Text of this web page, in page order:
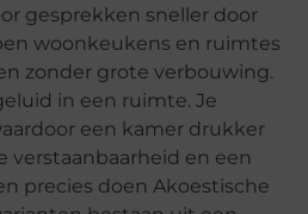
gesprekken sneller door
woonkeukens en ruimtes
zonder grote verbouwing.
in een ruimte. Je
een kamer drukker
verstaanbaarheid en een
precies doen Akoestische